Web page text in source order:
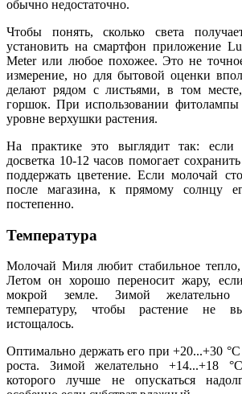
обычно недостаточно.
Чтобы понять, сколько света
установить на смартфон приложение
Meter или любое похожее. Это не
измерение, но для бытовой оценки
делают рядом с листьями, в том
горшок. При использовании
уровне верхушки растения.
На практике это выглядит так: если
досветка 10-12 часов помогает
поддержать цветение. Если молочай
после магазина, к прямому солнцу
постепенно.
Температура
Молочай Миля любит стабильное тепло,
Летом он хорошо переносит жару,
мокрой земле. Зимой желательно
температуру, чтобы растение не
истощалось.
Оптимально держать его при +20...+30
роста. Зимой желательно +14...+18
которого лучше не опускаться